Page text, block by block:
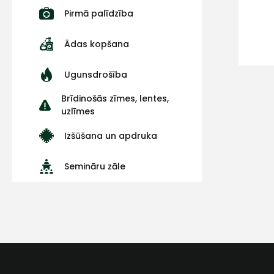
Pirmā palīdzība
Ādas kopšana
Ugunsdrošība
Brīdinošās zīmes, lentes,
uzlīmes
Izšūšana un apdruka
Semināru zāle